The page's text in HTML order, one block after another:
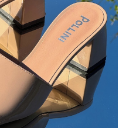
are now on sale. ...